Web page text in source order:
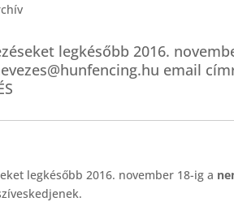
legkésőbb 2016.
email
legkésőbb 2016. november 18-ig a